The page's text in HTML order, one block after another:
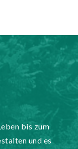
bis zum
und es